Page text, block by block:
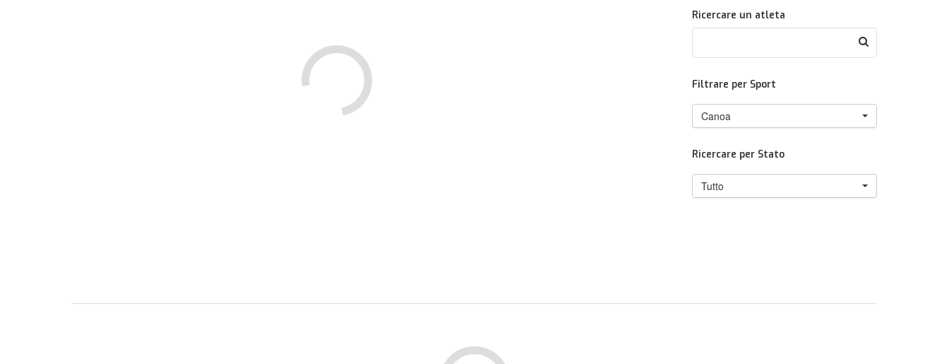
Ricercare un atleta
Filtrare per Sport
Canoa
Ricercare per Stato
Tutto